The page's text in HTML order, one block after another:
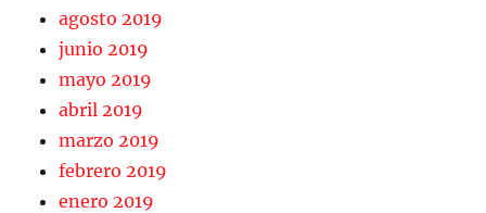
agosto 2019
junio 2019
mayo 2019
abril 2019
marzo 2019
febrero 2019
enero 2019